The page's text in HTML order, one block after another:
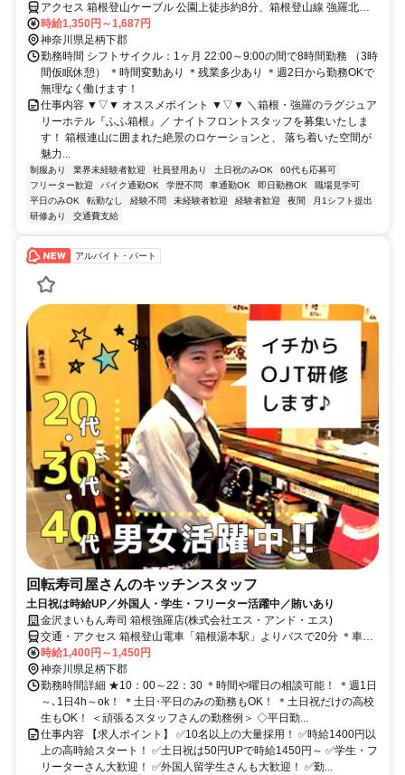
アクセス 箱根登山ケーブル 公園上徒歩約8分、箱根登山線 強羅北口
徒歩約11分、箱根登山ケーブル 強羅北口(ケーブル)徒歩約11分 箱根
登山鉄道「強羅駅」から徒歩5分
時給1,350円～1,687円
神奈川県足柄下郡
勤務時間 シフトサイクル：1ヶ月 22:00～9:00の間で8時間勤務 （3時
間仮眠休憩） ＊時間変動あり ＊残業多少あり ＊週2日から勤務OKで
無理なく働けます！
仕事内容 ▼▽▼ オススメポイント ▼▽▼ ＼箱根・強羅のラグジュア
リーホテル『ふふ箱根』／ ナイトフロントスタッフを募集いたしま
す！ 箱根連山に囲まれた絶景のロケーションと、 落ち着いた空間が
魅力...
制服あり 業界未経験者歓迎 社員登用あり 土日祝のみOK
60代も応募可
フリーター歓迎
バイク通勤OK 学歴不問 車通勤OK 即日勤務OK
職場見学可
平日のみOK
転勤なし 経験不問 未経験者歓迎 経験者歓迎 夜間
月1シフト提出
研修あり
交通費支給
アルバイト・パート
回転寿司屋さんのキッチンスタッフ
土日祝は時給UP／外国人・学生・フリーター活躍中／賄いあり
金沢まいもん寿司 箱根強羅店(株式会社エス・アンド・エス)
交通・アクセス 箱根登山電車「箱根湯本駅」よりバスで20分 ＊車通
勤OK（駐車場無料）
時給1,400円～1,450円
神奈川県足柄下郡
勤務時間詳細 ★10：00～22：30 ＊時間や曜日の相談可能！ ＊週1日
～､1日4h～ok！ ＊土日･平日のみの勤務もOK！ ＊土日祝だけの高校
生もOK！ ＜頑張るスタッフさんの勤務例＞ ◇平日勤...
仕事内容 【求人ポイント】 ✅10名以上の大量採用！ ✅時給1400円以
上の高時給スタート！ ✅土日祝は50円UPで時給1450円～ ✅学生・フ
リーターさん大歓迎！ ✅外国人留学生さんも大歓迎！ ✅勤...